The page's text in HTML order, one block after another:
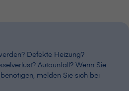
Defekte Heizung?
Autounfall? Wenn Sie
melden Sie sich bei